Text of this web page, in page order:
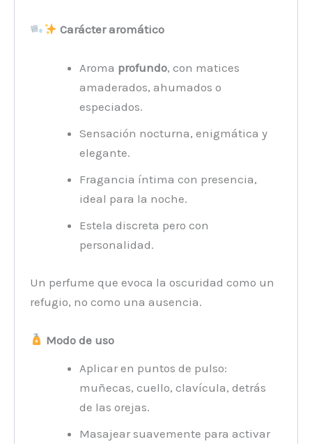
Carácter aromático
Aroma profundo, con matices
amaderados, ahumados o
especiados.
Sensación nocturna, enigmática y
elegante.
Fragancia íntima con presencia,
ideal para la noche.
Estela discreta pero con
personalidad.
Un perfume que evoca la oscuridad como un
refugio, no como una ausencia.
Modo de uso
Aplicar en puntos de pulso:
muñecas, cuello, clavícula, detrás
de las orejas.
Masajear suavemente para activar